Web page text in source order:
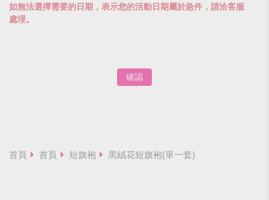
如無法選擇需要的日期，表示您的活動日期屬於急件，請洽客服
處理。
確認
首頁 首頁 短旗袍 黑絨花短旗袍(單一套)